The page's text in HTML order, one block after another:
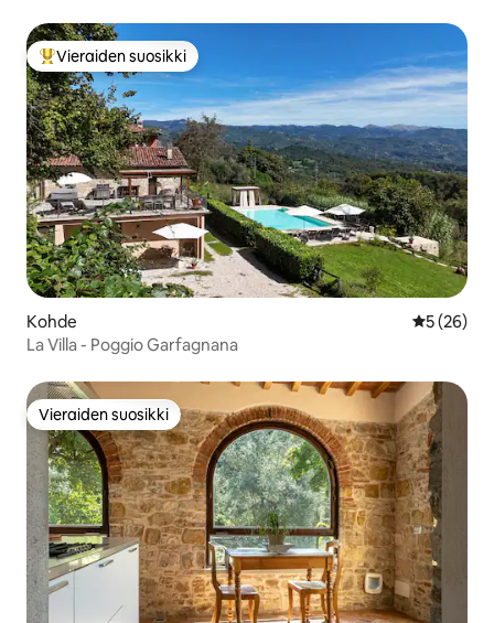
Vieraiden suosikkien parhaimmistoa
Vieraiden suosikki
Kohde
5 (26)
La Villa - Poggio Garfagnana
Vieraiden suosikki
Vieraiden suosikki